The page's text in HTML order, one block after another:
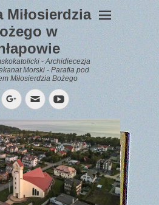
Miłosierdzia
w
- Archidiecezja
Morski - Parafia pod
Miłosierdzia Bożego
Googleplus
EmailYouTube